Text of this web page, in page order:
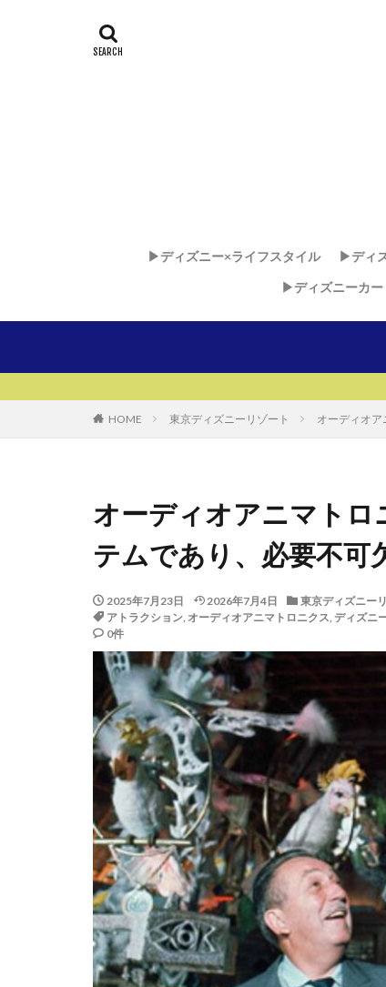
▶︎ディズニー×ライフスタイル ▶︎ディ
ディ
ディ
ディ
▶︎ディズニーカー
HOME 東京ディズニーリゾート オーディオ
オーディオアニマトロ
テムであり、必要不可
2025年7月23日 2026年7月4日
東京ディズニー
アトラクション, オーディオアニマトロニクス, ディズニ
0件